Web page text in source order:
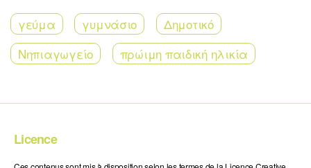
γεύμα γυμνάσιο
Δημοτικό
Νηπιαγωγείο
πρώιμη παιδική ηλικία
Licence